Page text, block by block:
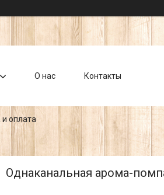
О нас Контакты
оплата
Однаканальная арома-